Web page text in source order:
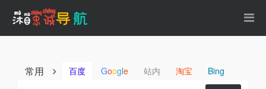
常用 百度 Google 站内 淘宝 Bing